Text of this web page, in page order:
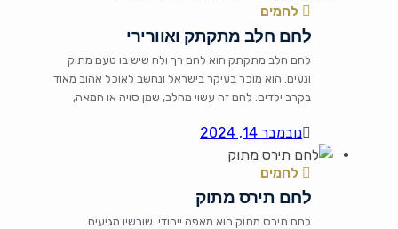
שהוא מתבשל, הריח המתוק של הדבש מתמזג עם
הטעמים הנהדרים […]
לחמים
לחם חלב מתקתק ואוורירי
לחם חלב מתקתק הוא לחם רך ולח שיש בו טעם מתוק
ונעים. הוא מוכר בעיקר בישראל ונחשב לאוכל אהוב מאוד
בקרב ילדים. לחם זה עשוי מחלב, שמן סויה או חמאה,
עם קטיפות ונפח מרהיב. החלה מתאימה לארוחות בוקר,
כריכים, או פשוט עם ממרחים שונים. המסורת של אפיית
[…]
נובמבר 14, 2024
לחמים
לחם תירס מתוק
לחם תירס מתוק הוא מאפה ייחודי. שורשיו מגיעים